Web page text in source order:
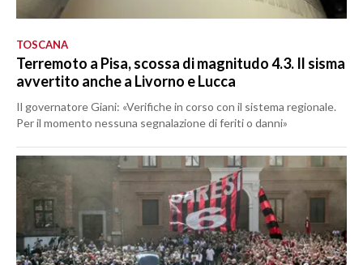
TOSCANA
Terremoto a Pisa, scossa di magnitudo 4.3. Il sisma
avvertito anche a Livorno e Lucca
Il governatore Giani: «Verifiche in corso con il sistema regionale.
Per il momento nessuna segnalazione di feriti o danni»